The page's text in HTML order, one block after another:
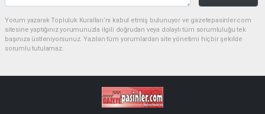
Yorum yazarak Topluluk Kuralları’nı kabul etmiş bulunuyor ve gazetepasinler.com
sitesine yaptığınız yorumunuzla ilgili doğrudan veya dolaylı tüm sorumluluğu tek
başınıza üstleniyorsunuz. Yazılan tüm yorumlardan site yönetimi hiçbir şekilde
sorumlu tutulamaz.